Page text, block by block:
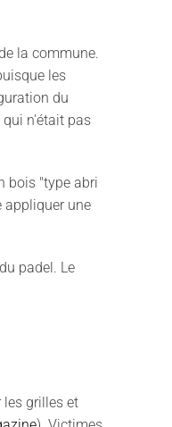
la commune.
les
du
qui n'était pas
bois "type abri
appliquer une
padel. Le
les grilles et